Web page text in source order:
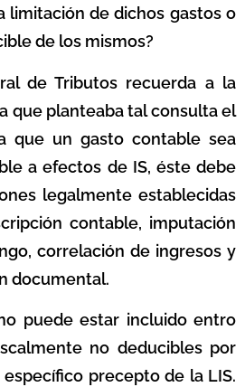
limitación de dichos gastos o
de los mismos?
de Tributos recuerda a la
que planteaba tal consulta el
que un gasto contable sea
a efectos de IS, éste debe
legalmente establecidas
contable, imputación
correlación de ingresos y
documental.
puede estar incluido entro
no deducibles por
precepto de la LIS.